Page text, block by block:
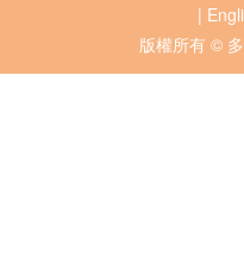
|
版權所有 ©